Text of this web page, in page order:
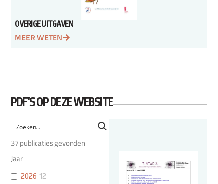
OVERIGE UITGAVEN
MEER WETEN
PDF'S OP DEZE WEBSITE
37publicaties gevonden
Jaar
2026 12